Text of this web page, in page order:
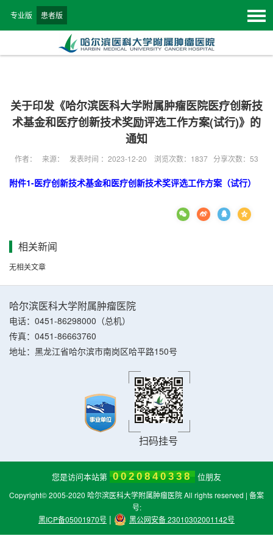
专业版 患者版
关于印发《哈尔滨医科大学附属肿瘤医院医疗创新技
术基金和医疗创新技术奖励评选工作方案(试行)》的
通知
作者： 来源： 发表时间 ：2023-12-20 浏览次数： 1837 分享次数：53
附件1-医疗创新技术基金和医疗创新技术奖评选工作方案（试行）
相关新闻
无相关文章
哈尔滨医科大学附属肿瘤医院
电话：0451-86298000（总机）
传真：0451-86663760
地址：黑龙江省哈尔滨市南岗区哈平路150号
扫码挂号
您是访问本站第 0020840338 位朋友
Copyright© 2005-2020 哈尔滨医科大学附属肿瘤医院 All rights reserved | 备案
号:
黑ICP备05001970号 | 黑公网安备 23010302001142号